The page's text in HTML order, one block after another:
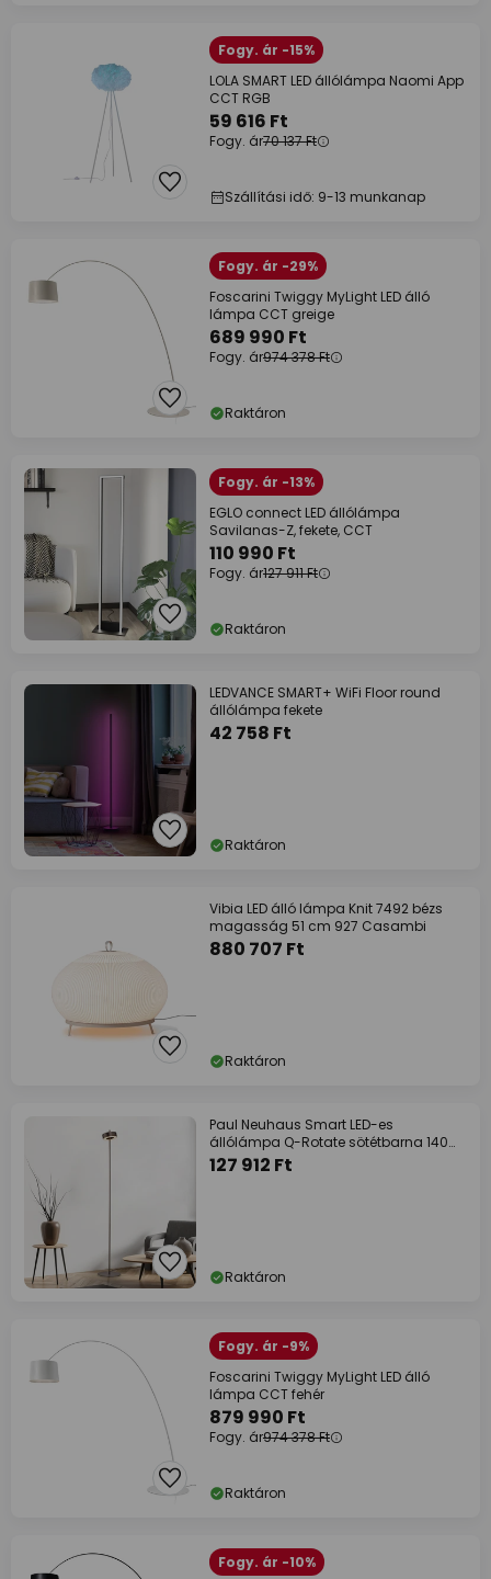
Fogy. ár -15%
LOLA SMART LED állólámpa Naomi App
CCT RGB
59 616 Ft
Fogy. ár70 137 Ft
Szállítási idő: 9-13 munkanap
Fogy. ár -29%
Foscarini Twiggy MyLight LED álló
lámpa CCT greige
689 990 Ft
Fogy. ár974 378 Ft
Raktáron
Fogy. ár -13%
EGLO connect LED állólámpa
Savilanas-Z, fekete, CCT
110 990 Ft
Fogy. ár127 911 Ft
Raktáron
LEDVANCE SMART+ WiFi Floor round
állólámpa fekete
42 758 Ft
Raktáron
Vibia LED álló lámpa Knit 7492 bézs
magasság 51 cm 927 Casambi
880 707 Ft
Raktáron
Paul Neuhaus Smart LED-es
állólámpa Q-Rotate sötétbarna 140
cm
127 912 Ft
Raktáron
Fogy. ár -9%
Foscarini Twiggy MyLight LED álló
lámpa CCT fehér
879 990 Ft
Fogy. ár974 378 Ft
Raktáron
Fogy. ár -10%